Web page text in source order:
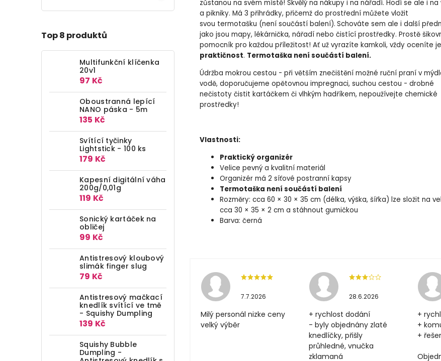
Top 8 produktů
Multifunkční klíčenka
20v1
97 Kč
Oboustranná lepící
NANO páska - 5m
135 Kč
Svítící tyčinky
Lightstick - 100 ks
179 Kč
Kapesní digitální váha
200g/0,01g
119 Kč
Sonický kartáček na
obličej
99 Kč
Antistresový kloubový
slimák finger slug
79 Kč
Antistresový mačkací
knedlík svítící ve tmě
- Squishy Dumpling
139 Kč
Squishy Bubble
Dumpling -
zůstanou na svém místě! Skvělý na nákupy i na nářadí. Hodí se ale i
a pikniky. Má 3 přihrádky, přičemž do prostřední můžete vložit
svou termotašku (není součástí balení). Schováte sem ale i další
jako jsou mapy, lékárnička, nářadí nebo čistící prostředky. Prostě
pomocník pro každou příležitost! Ať už vyrazíte kamkoli, vždy oceníte
praktičnost. Termotaška není součástí balení.
Údržba mokrou cestou - při větším znečištění možné ruční praní v
vodě, doporučujeme opětovnou impregnaci, suchou cestou - drobné
nečistoty čistit kartáčkem či vlhkým hadříkem, nepoužívejte chemické
prostředky!
Vlastnosti:
Praktický organizér
Velice pevný a kvalitní materiál
Organizér má 2 síťové postranní kapsy
Termotaška není součástí balení
Rozměry: cca 60 × 30 × 35 cm (délka, výška, šířka) lze složit na
cca 30 × 35 × 2 cm a stáhnout gumičkou
Barva: černá
7.7.2026
Milý personál nizke ceny
velký výběr
28.6.2026
+ rychlost dodání
- byly objednány zlaté
knedlíčky, přišly
průhledné, vnučka
zklamaná
+
+
+